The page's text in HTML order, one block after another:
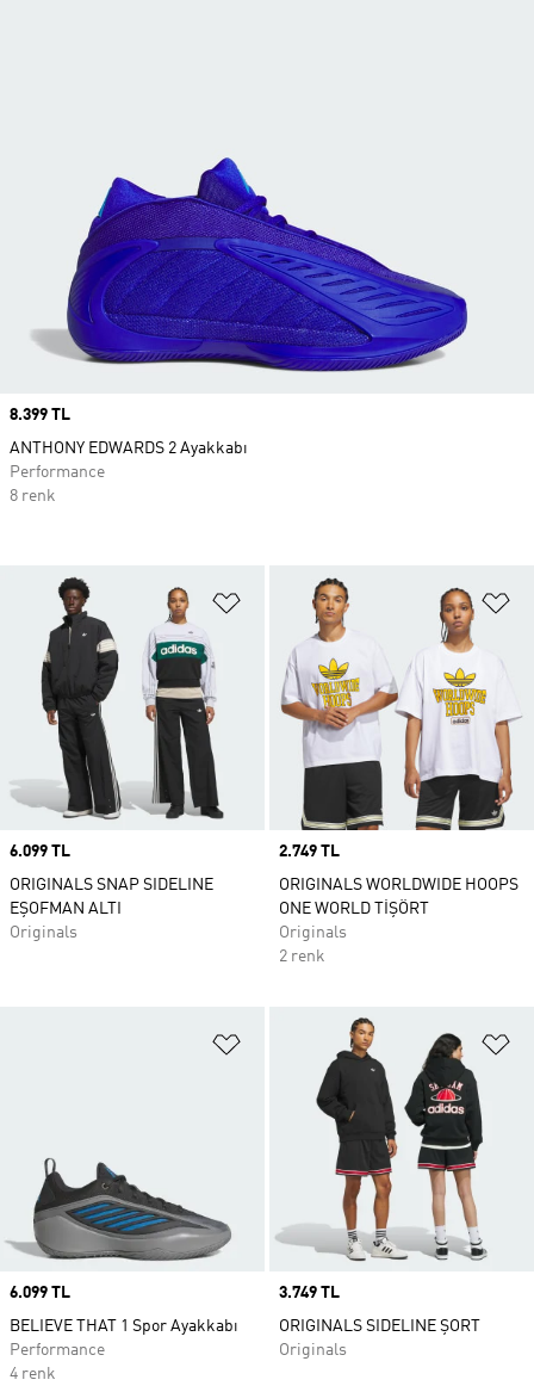
Favori Listesine Ekle
Price
6.099 TL
ORIGINALS SNAP SIDELINE
EŞOFMAN ALTI
Originals
Price
2.749 TL
ORIGINALS WORLDWIDE HOOPS
ONE WORLD TİŞÖRT
Originals
2 renk
Favori Listesine Ekle
Price
6.099 TL
BELIEVE THAT 1 Spor Ayakkabı
Performance
4 renk
Price
3.749 TL
ORIGINALS SIDELINE ŞORT
Originals
Price
8.399 TL
ANTHONY EDWARDS 2 Ayakkabı
Performance
8 renk